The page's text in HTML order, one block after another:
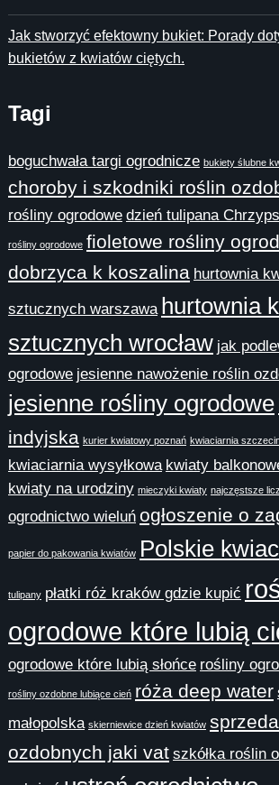
Jak stworzyć efektowny bukiet: Porady
bukietów z kwiatów ciętych.
Tagi
boguchwała targi ogrodnicze bukiety ślubne
choroby i szkodniki roślin
rośliny ogrodowe dzień tulipana
rośliny ogrodowe fioletowe rośliny
dobrzyca k koszalina hurtownia
sztucznych warszawa hurtownia
sztucznych wrocław jak
ogrodowe jesienne nawożenie roślin
jesienne rośliny ogrodowe
indyjska kurier kwiatowy poznań kwiaciarnia
kwiaciarnia wysyłkowa kwiaty
kwiaty na urodziny mieczyki kwiaty najczęstsze
ogrodnictwo wieluń ogłoszenie o
papier do pakowania kwiatów Polskie
tulipany płatki róż kraków gdzie kupić
ogrodowe które lubią
ogrodowe które lubią słońce rośliny
rośliny ozdobne lubiące cień róża deep water
małopolska skierniewice dzień kwiatów
ozdobnych jaki vat szkółka roślin